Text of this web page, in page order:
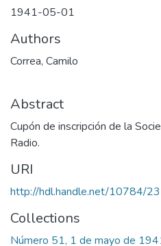
1941-05-01
Authors
Correa, Camilo
Abstract
Cupón de inscripción de la
Radio.
URI
http://hdl.handle.net/10784/
Collections
Número 51, 1 de mayo de